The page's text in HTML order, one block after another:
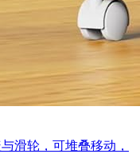
滑轮，可堆叠移动，